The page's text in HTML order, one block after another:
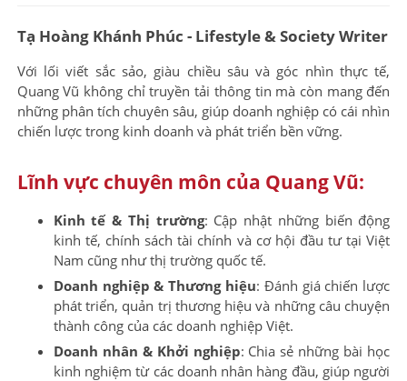
Tạ Hoàng Khánh Phúc - Lifestyle & Society Writer
Với lối viết sắc sảo, giàu chiều sâu và góc nhìn thực tế,
Quang Vũ không chỉ truyền tải thông tin mà còn mang đến
những phân tích chuyên sâu, giúp doanh nghiệp có cái nhìn
chiến lược trong kinh doanh và phát triển bền vững.
Lĩnh vực chuyên môn của Quang Vũ:
Kinh tế & Thị trường: Cập nhật những biến động
kinh tế, chính sách tài chính và cơ hội đầu tư tại Việt
Nam cũng như thị trường quốc tế.
Doanh nghiệp & Thương hiệu: Đánh giá chiến lược
phát triển, quản trị thương hiệu và những câu chuyện
thành công của các doanh nghiệp Việt.
Doanh nhân & Khởi nghiệp: Chia sẻ những bài học
kinh nghiệm từ các doanh nhân hàng đầu, giúp người